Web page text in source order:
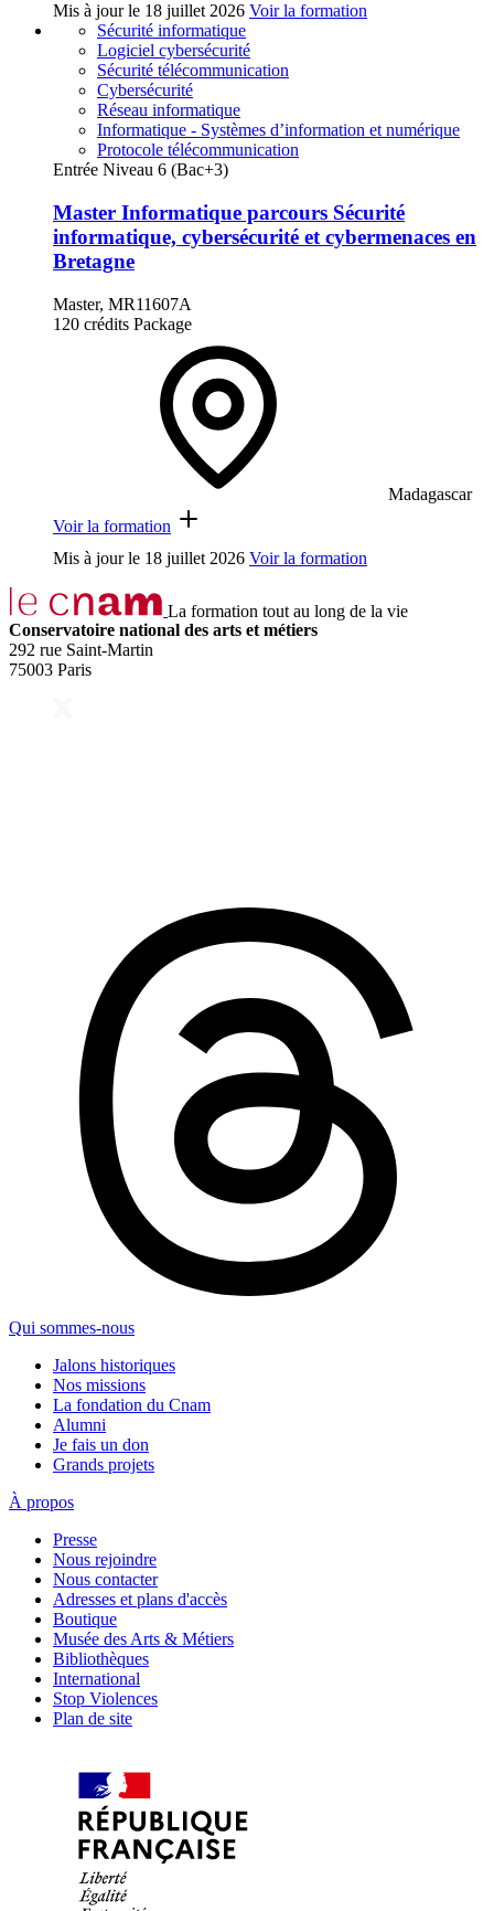
Mis à jour le 18 juillet 2026 Voir la formation
Sécurité informatique
Logiciel cybersécurité
Sécurité télécommunication
Cybersécurité
Réseau informatique
Informatique - Systèmes d’information et numérique
Protocole télécommunication
Entrée Niveau 6 (Bac+3)
Master Informatique parcours Sécurité
informatique, cybersécurité et cybermenaces en
Bretagne
Master, MR11607A
120 crédits Package
Madagascar
Voir la formation
Mis à jour le 18 juillet 2026 Voir la formation
La formation tout au long de la vie
Conservatoire national des arts et métiers
292 rue Saint-Martin
75003 Paris
Qui sommes-nous
Jalons historiques
Nos missions
La fondation du Cnam
Alumni
Je fais un don
Grands projets
À propos
Presse
Nous rejoindre
Nous contacter
Adresses et plans d'accès
Boutique
Musée des Arts & Métiers
Bibliothèques
International
Stop Violences
Plan de site